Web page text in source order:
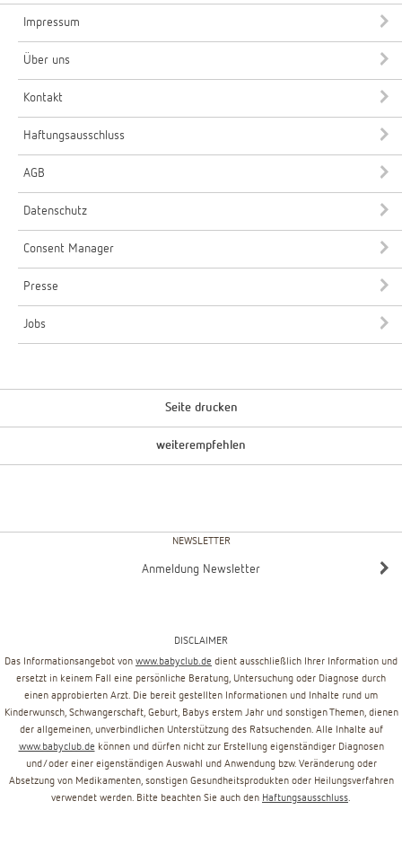
Impressum
Über uns
Kontakt
Haftungsausschluss
AGB
Datenschutz
Consent Manager
Presse
Jobs
Seite drucken
weiterempfehlen
NEWSLETTER
Anmeldung Newsletter
DISCLAIMER
Das Informationsangebot von www.babyclub.de dient ausschließlich Ihrer Information und
ersetzt in keinem Fall eine persönliche Beratung, Untersuchung oder Diagnose durch
einen approbierten Arzt. Die bereit gestellten Informationen und Inhalte rund um
Kinderwunsch, Schwangerschaft, Geburt, Babys erstem Jahr und sonstigen Themen, dienen
der allgemeinen, unverbindlichen Unterstützung des Ratsuchenden. Alle Inhalte auf
www.babyclub.de können und dürfen nicht zur Erstellung eigenständiger Diagnosen
und/oder einer eigenständigen Auswahl und Anwendung bzw. Veränderung oder
Absetzung von Medikamenten, sonstigen Gesundheitsprodukten oder Heilungsverfahren
verwendet werden. Bitte beachten Sie auch den Haftungsausschluss.